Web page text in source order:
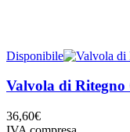
Disponibile
Valvola di Ritegno
36,60€